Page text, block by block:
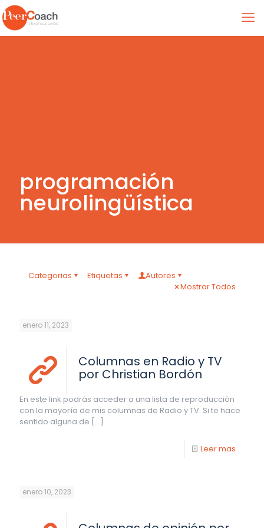
programación
neurolingüística
Categorias Etiquetas
Autores
Mostrar Todos
enero 11, 2023
Columnas en Radio y TV
por Christian Bordón
En este link podrás acceder a una lista de reproducción
con la mayoría de mis columnas de Radio y TV. Si te hace
sentido alguna de […]
Leer mas
enero 10, 2023